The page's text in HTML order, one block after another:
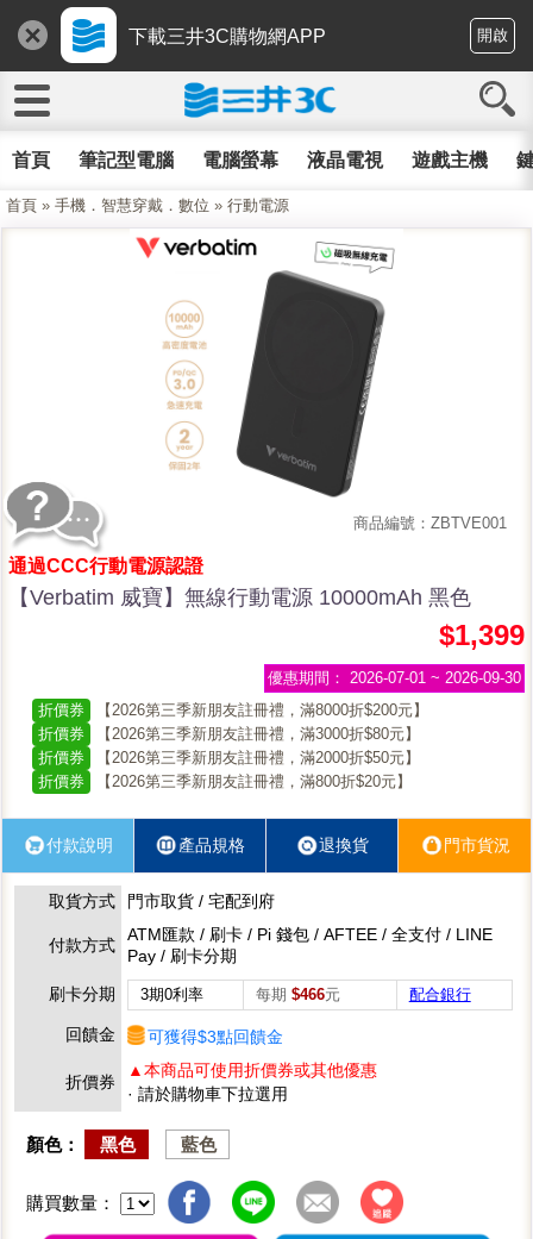
下載三井3C購物網APP 開啟
首頁 筆記型電腦 電腦螢幕 液晶電視 遊戲主機
首頁 » 手機．智慧穿戴．數位 » 行動電源
商品編號：ZBTVE001
通過CCC行動電源認證
【Verbatim 威寶】無線行動電源 10000mAh 黑色
$1,399
優惠期間： 2026-07-01 ~ 2026-09-30
折價券
【2026第三季新朋友註冊禮，滿8000折$200元】
折價券
【2026第三季新朋友註冊禮，滿3000折$80元】
折價券
【2026第三季新朋友註冊禮，滿2000折$50元】
折價券
【2026第三季新朋友註冊禮，滿800折$20元】
付款說明 產品規格 退換貨 門市貨況
取貨方式 門市取貨 / 宅配到府
付款方式
ATM匯款 / 刷卡 / Pi 錢包 / AFTEE / 全支付 / LINE
Pay / 刷卡分期
刷卡分期
3期0利率 每期 $466元 配合銀行
回饋金 可獲得$3點回饋金
折價券
▲本商品可使用折價券或其他優惠
· 請於購物車下拉選用
顏色： 黑色 藍色
購買數量：